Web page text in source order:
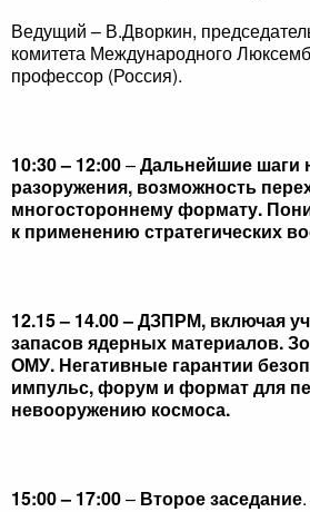
Ведущий ­– В.Дворкин,
комитета Международного
профессор (Россия).
10:30 – 12:00–Дальнейшие шаги
разоружения, возможность
многостороннему формату.
к применению стратегических
12.15 – 14.00 – ДЗПРМ, включая
запасов ядерных материалов.
ОМУ. Негативные гарантии
импульс, форум и формат для
невооружению космоса.
15:00 – 17:00– Второе заседание.